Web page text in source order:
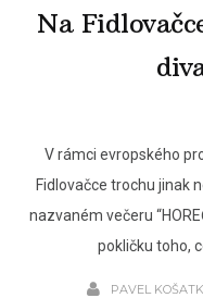
Na
V rámci evropského
Fidlovačce trochu jinak
nazvaném večeru
pokličku toho,
PAVEL